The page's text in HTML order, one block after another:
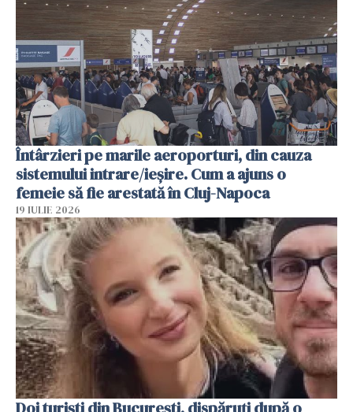
Întârzieri pe marile aeroporturi, din cauza
sistemului intrare/ieșire. Cum a ajuns o
femeie să fie arestată în Cluj-Napoca
19 IULIE 2026